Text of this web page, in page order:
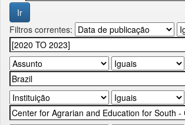
Filtros correntes: